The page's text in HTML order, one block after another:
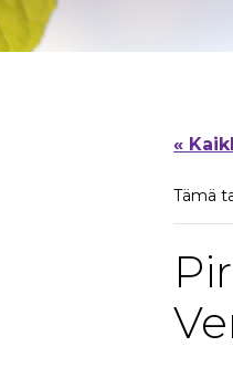
«
Tämä